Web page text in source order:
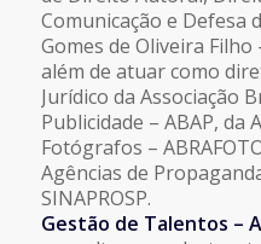
Comunicação e Defesa
Gomes de Oliveira Filho
além de atuar como
Jurídico da Associação
Publicidade – ABAP, da
Fotógrafos –
Agências de
SINAPROSP.
Gestão de Talentos –